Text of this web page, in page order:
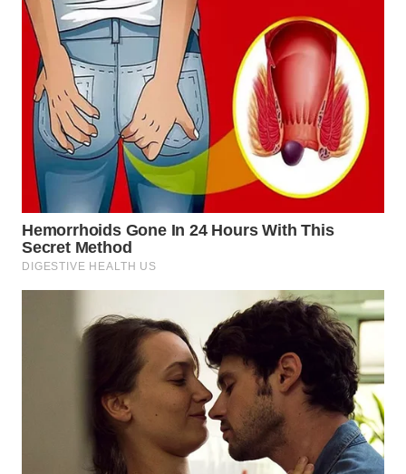
WN
PURWAKARTA
WN
PRIANGAN
TIMUR
WN
SEMARANG
WN
SOLO
BOROBUDUR